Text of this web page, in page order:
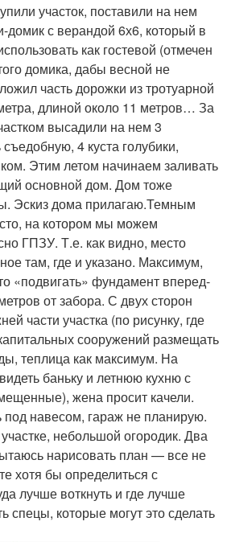
участок, поставили на нем
домик с верандой 6х6, который в
как гостевой (отмечен
домика, дабы весной не
часть дорожки из тротуарной
длиной около 11 метров… За
высадили на нем 3
4 куста голубики,
Этим летом начинаем заливать
основной дом. Дом тоже
Эскиз дома прилагаю.Темным
на котором мы можем
ГПЗУ. Т.е. как видно, место
там, где и указано. Максимум,
«подвигать» фундамент вперед-
от забора. С двух сторон
части участка (по рисунку, где
сооружений размещать
теплица как максимум. На
баньку и летнюю кухню с
жена просит качели.
под навесом, гараж не планирую.
небольшой огородик. Два
нарисовать план — все не
хотя бы определиться с
лучше воткнуть и где лучше
спецы, которые могут это сделать